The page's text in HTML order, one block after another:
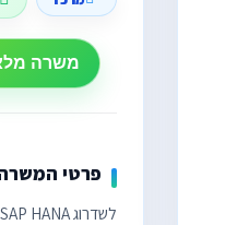
משרה
פרטי